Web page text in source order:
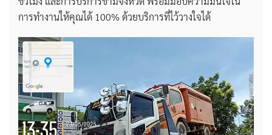
การทำงานให้คุณได้ 100% ด้วยบริการที่ไว้วางใจได้